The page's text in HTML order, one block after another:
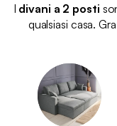
I divani a 2 posti
qualsiasi casa.
spaziosi agli
soluzione pratica,
accogliere ospiti
quotidiana. Su
divani a due posti